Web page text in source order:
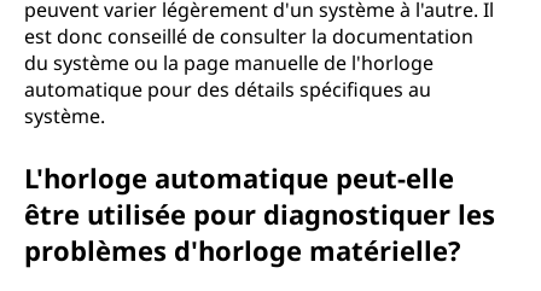
peuvent varier légèrement d'un système à l'autre. Il
est donc conseillé de consulter la documentation
du système ou la page manuelle de l'horloge
automatique pour des détails spécifiques au
système.
L'horloge automatique peut-elle
être utilisée pour diagnostiquer les
problèmes d'horloge matérielle?